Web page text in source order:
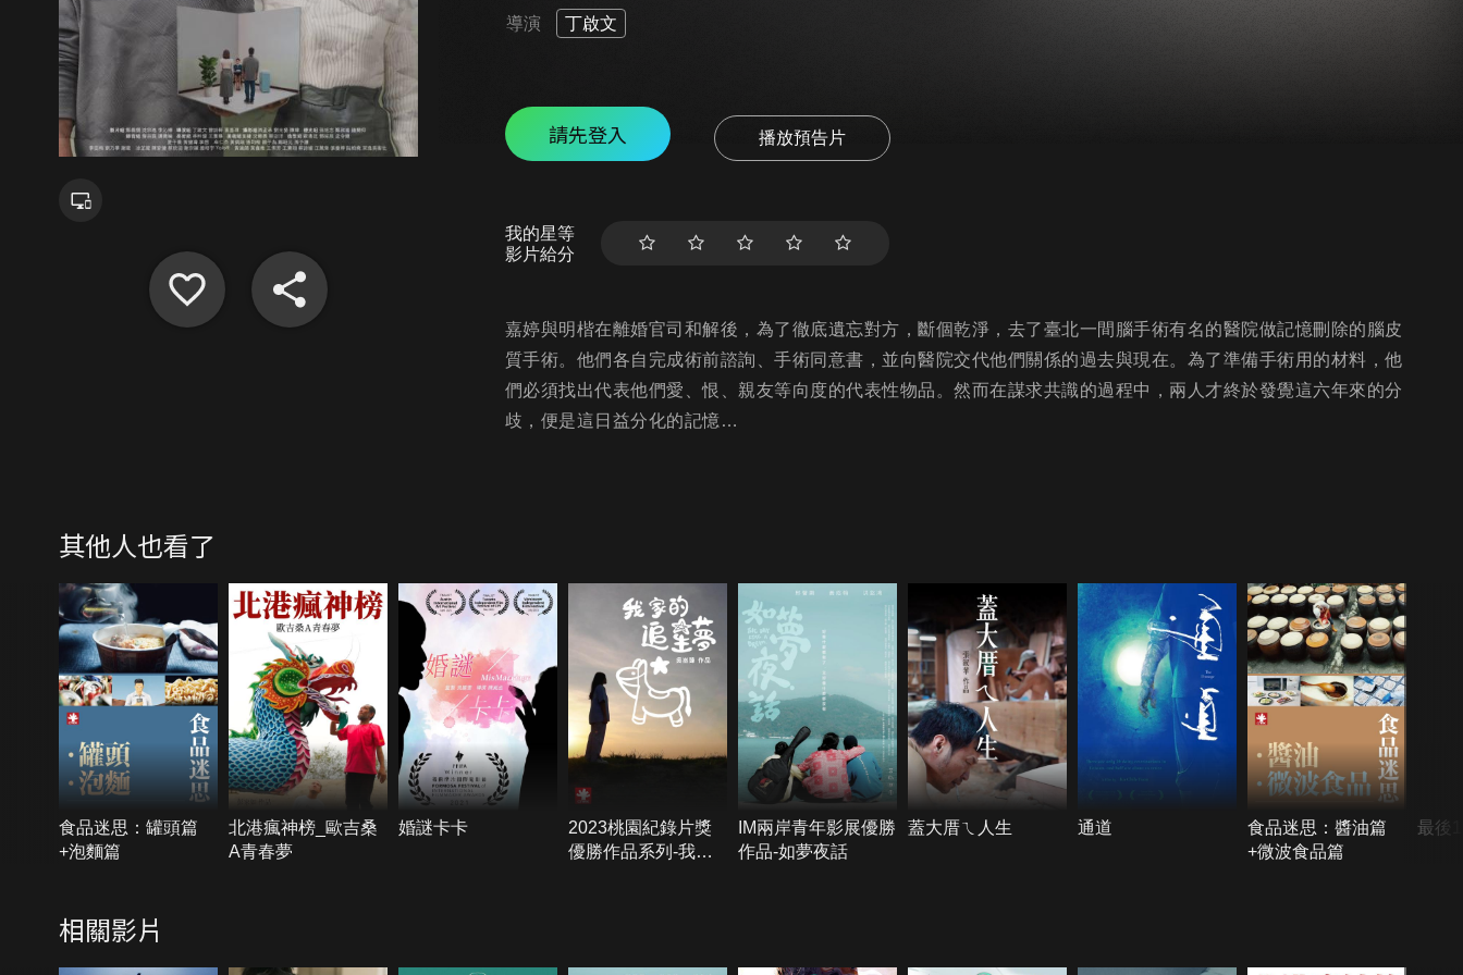
導演 丁啟文
請先登入 播放預告片
我的星等
影片給分
嘉婷與明楷在離婚官司和解後，為了徹底遺忘對方，斷個乾淨，去了臺北一間腦手術有名的醫院做記憶刪除的腦皮
質手術。他們各自完成術前諮詢、手術同意書，並向醫院交代他們關係的過去與現在。為了準備手術用的材料，他
們必須找出代表他們愛、恨、親友等向度的代表性物品。然而在謀求共識的過程中，兩人才終於發覺這六年來的分
歧，便是這日益分化的記憶…
其他人也看了
食品迷思：罐頭篇
+泡麵篇
北港瘋神榜_歐吉桑
A青春夢
婚謎卡卡
2023桃園紀錄片獎
優勝作品系列-我家
IM兩岸青年影展優勝
作品-如夢夜話
蓋大厝ㄟ人生 通道
食品迷思：醬油篇
+微波食品篇
最後
相關影片